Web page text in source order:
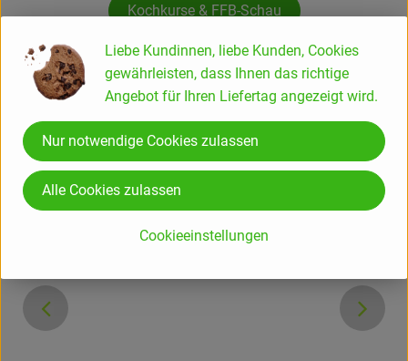
Kochkurse & FFB-Schau
Rezepte
Liebe Kundinnen, liebe Kunden, Cookies
gewährleisten, dass Ihnen das richtige
Angebot für Ihren Liefertag angezeigt wird.
Cookieeinstellungen
Nur notwendige Cookies zulassen
Alle Cookies zulassen